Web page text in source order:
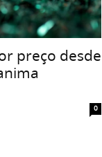
preço desde
0